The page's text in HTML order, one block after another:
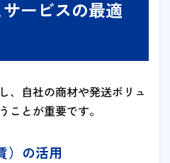
ービスの最適
、自社の商材や発送ボリュ
ことが重要です。
）の活用